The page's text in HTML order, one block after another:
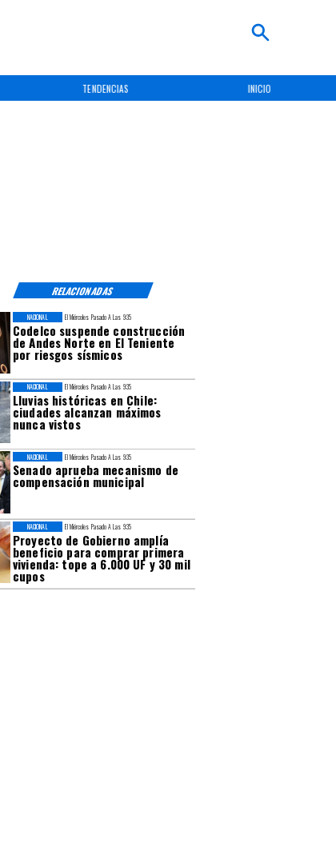
TENDENCIAS INICIO
RELACIONADAS
El Miércoles Pasado A Las 9:35
Codelco suspende construcción
de Andes Norte en El Teniente
por riesgos sísmicos
NACIONAL
El Miércoles Pasado A Las 9:35
Lluvias históricas en Chile:
ciudades alcanzan máximos
nunca vistos
NACIONAL
El Miércoles Pasado A Las 9:35
Senado aprueba mecanismo de
compensación municipal
NACIONAL
El Miércoles Pasado A Las 9:35
Proyecto de Gobierno amplía
beneficio para comprar primera
vivienda: tope a 6.000 UF y 30 mil
cupos
NACIONAL